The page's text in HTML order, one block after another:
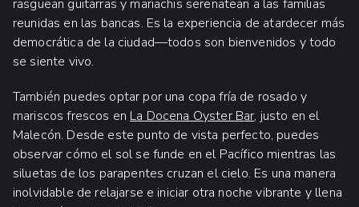
rasguean guitarras y mariachis serenatean a las familias
reunidas en las bancas. Es la experiencia de atardecer más
democrática de la ciudad—todos son bienvenidos y todo
se siente vivo.
También puedes optar por una copa fría de rosado y
mariscos frescos en La Docena Oyster Bar, justo en el
Malecón. Desde este punto de vista perfecto, puedes
observar cómo el sol se funde en el Pacífico mientras las
siluetas de los parapentes cruzan el cielo. Es una manera
inolvidable de relajarse e iniciar otra noche vibrante y llena